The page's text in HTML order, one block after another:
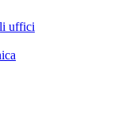
uffici